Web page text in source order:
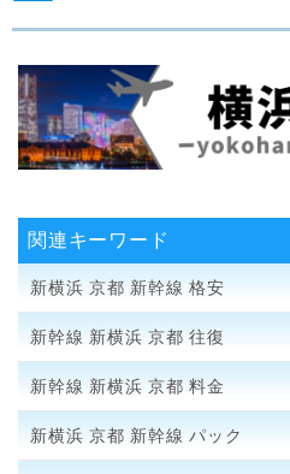
関連キーワード
新横浜 京都 新幹線 格安
新幹線 新横浜 京都 往復
新幹線 新横浜 京都 料金
新横浜 京都 新幹線 パック